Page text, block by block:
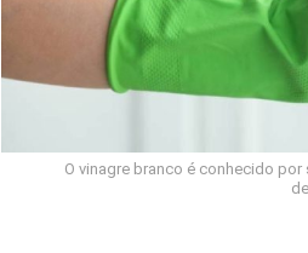
O vinagre branco é conhecido